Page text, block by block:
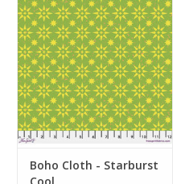
Boho Cloth - Starburst